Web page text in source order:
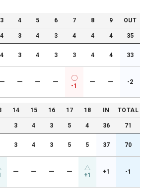
3 4 5 6 7 8 9 OUT
4 3 4 3 4 4 4 35
4 3 4 3 3 4 4 33
ー ー ー ー
-1
ー ー -2
14 15 16 17 18 IN TOTAL
3 4 3 5 4 36 71
3 4 3 5 5 37 70
ー ー ー ー +1 +1 -1